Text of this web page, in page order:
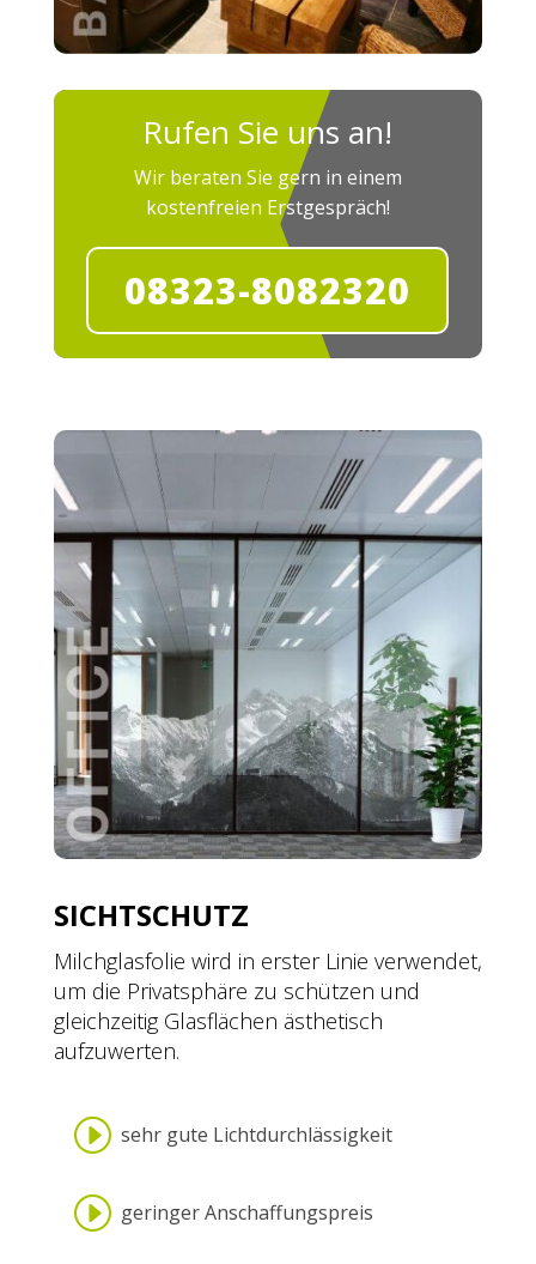
Rufen Sie uns an!
Wir beraten Sie gern in einem
kostenfreien Erstgespräch!
08323-8082320
SICHTSCHUTZ
Milchglasfolie wird in erster Linie verwendet,
um die Privatsphäre zu schützen und
gleichzeitig Glasflächen ästhetisch
aufzuwerten.
I sehr gute Lichtdurchlässigkeit
I geringer Anschaffungspreis